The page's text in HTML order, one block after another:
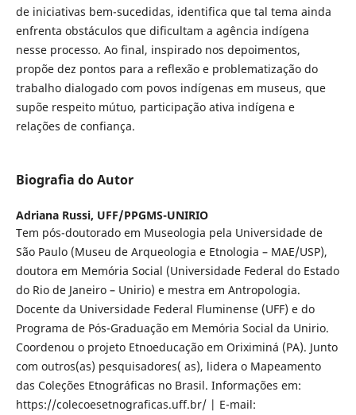
de iniciativas bem-sucedidas, identifica que tal tema ainda
enfrenta obstáculos que dificultam a agência indígena
nesse processo. Ao final, inspirado nos depoimentos,
propõe dez pontos para a reflexão e problematização do
trabalho dialogado com povos indígenas em museus, que
supõe respeito mútuo, participação ativa indígena e
relações de confiança.
Biografia do Autor
Adriana Russi, UFF/PPGMS-UNIRIO
Tem pós-doutorado em Museologia pela Universidade de
São Paulo (Museu de Arqueologia e Etnologia – MAE/USP),
doutora em Memória Social (Universidade Federal do Estado
do Rio de Janeiro – Unirio) e mestra em Antropologia.
Docente da Universidade Federal Fluminense (UFF) e do
Programa de Pós-Graduação em Memória Social da Unirio.
Coordenou o projeto Etnoeducação em Oriximiná (PA). Junto
com outros(as) pesquisadores( as), lidera o Mapeamento
das Coleções Etnográficas no Brasil. Informações em:
https://colecoesetnograficas.uff.br/ | E-mail: